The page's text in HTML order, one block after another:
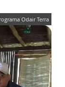
Odair Terra